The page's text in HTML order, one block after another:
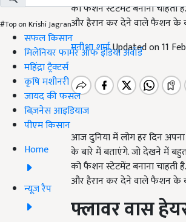
#Top on Krishi Jagran
सफल किसान
मिलेनियर फार्मर ऑफ इंडिया अवॉर्ड
महिंद्रा ट्रैक्टर्स
कृषि मशीनरी
जायद की फसल
बिज़नेस आइडियाज
पीएम किसान
Home
न्यूज़ रैप
को फैशन स्टेटमेंट बनाना
और हैरान कर देने वाले फैशन के
मनीशा शर्माUpdated on 11
आज दुनिया में लोग हर दिन
के बारे में बताएंगे. जो देखने में
को फैशन स्टेटमेंट बनाना
और हैरान कर देने वाले फैशन के
फ्लावरवास